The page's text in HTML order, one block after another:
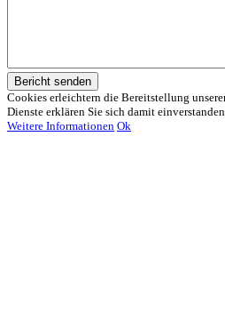
Bericht senden
Cookies erleichtern die Bereitstellung
Dienste erklären Sie sich damit
Weitere Informationen Ok